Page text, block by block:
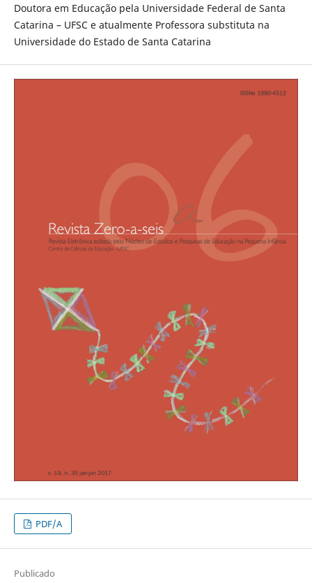
Doutora em Educação pela Universidade Federal de Santa
Catarina – UFSC e atualmente Professora substituta na
Universidade do Estado de Santa Catarina
PDF/A
Publicado